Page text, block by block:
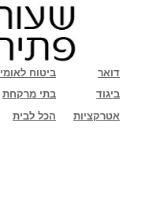
ביטוח לאומי
דואר
בתי מרקחת
ביגוד
הכל לבית אטרקציות